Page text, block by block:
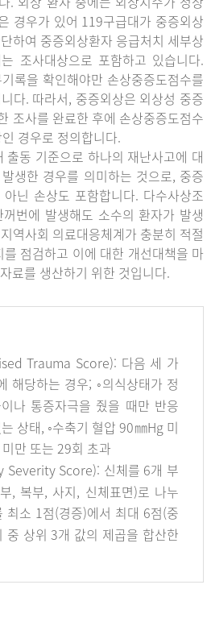
경우가 있어 119구급대가 중증외상
하여 중증외상환자 응급처치 세부상
조사대상으로 포함하고 있습니다.
록을 확인해야만 손상중증도점수를
다. 따라서, 중증외상은 외상성 중증
조사를 완료한 후에 손상중증도점수
경우로 정의합니다.
출동 기준으로 하나의 재난사고에 대
생한 경우를 의미하는 것으로, 중증
닌 손상도 포함합니다. 다수사상조
번에 발생해도 소수의 환자가 발생
역사회 의료대응체계가 충분히 적절
점검하고 이에 대한 개선대책을 마
료를 생산하기 위한 것입니다.
Trauma Score): 다음 세 가
해당하는 경우; ◦의식상태가 정
나 통증자극을 줬을 때만 반응
상태, ◦수축기 혈압 90㎜Hg 미
만 또는 29회 초과
Severity Score): 신체를 6개 부
, 복부, 사지, 신체표면)로 나누
최소 1점(경증)에서 최대 6점(중
중 상위 3개 값의 제곱을 합산한